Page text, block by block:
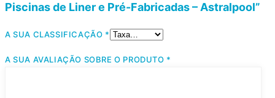
Piscinas de Liner e Pré-Fabricadas – Astralpool”
A SUA CLASSIFICAÇÃO *
A SUA AVALIAÇÃO SOBRE O PRODUTO *